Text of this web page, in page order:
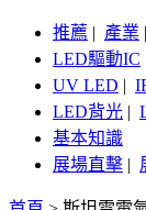
推薦 | 產業 |
LED驅動IC
UV LED |
LED背光 |
基本知識
展場直擊 |